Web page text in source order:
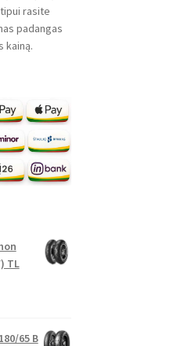
rasite
padangas
kainą.
TL
65 B